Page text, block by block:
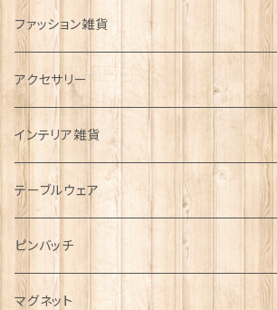
ファッション雑貨
タータンネクタイ
帽子
キャップ
ハンチング帽
キャスケット
Tシャツ
マフラー
タータン【Bronte by Moon】
サッシュ
アクセサリー
ORTAK
ブローチ
ペンダント
チャーム
インテリア雑貨
インテリア置物
ラブスプーン
ラブスプーン【SION LLEWELLYN】
ファブリック
テーブルウェア
ティータオル
ペーパーナプキン
ピンバッチ
ジェネラルデザイン
マグネット